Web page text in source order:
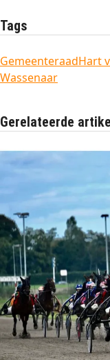
Tags
GemeenteraadHart
Wassenaar
Gerelateerde